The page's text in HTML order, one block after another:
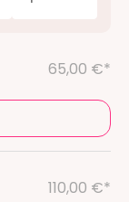
65,00 €*
110,00 €*